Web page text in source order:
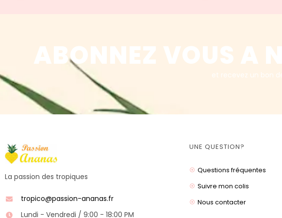
ABONNEZ VOUS A
et recevez un bon
La passion des tropiques
tropico@passion-ananas.fr
Lundi - Vendredi / 9:00 - 18:00 PM
UNE QUESTION?
Questions fréquentes
Suivre mon colis
Nous contacter